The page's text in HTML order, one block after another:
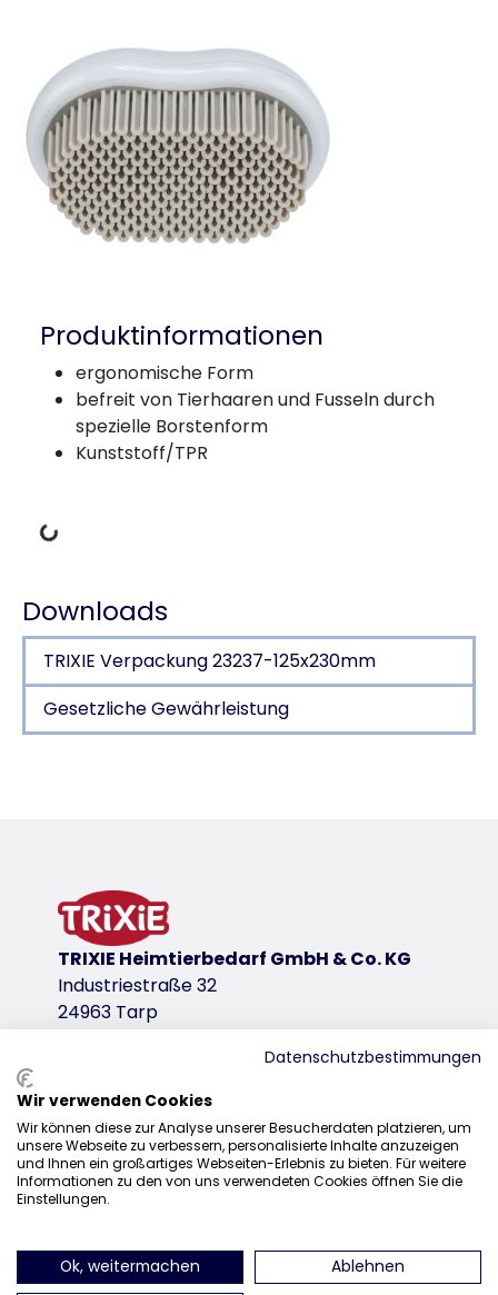
Produktinformationen
ergonomische Form
befreit von Tierhaaren und Fusseln durch
spezielle Borstenform
Kunststoff/TPR
Lädt Daten
Downloads
TRIXIE Verpackung 23237-125x230mm
Gesetzliche Gewährleistung
Kunststoff/TPR
Produktvariante
Produktvariante: eindeutige
Maße
Farbe
Download-Links
TRIXIE Verpackung 23237-125x230mm
TRIXIE Heimtierbedarf GmbH & Co. KG
Industriestraße 32
24963 Tarp
Vertrieb
+49 4638 2109-100
vertrieb@trixie.de
Datenschutzbestimmungen
Wir verwenden Cookies
Wir können diese zur Analyse unserer Besucherdaten platzieren, um
unsere Webseite zu verbessern, personalisierte Inhalte anzuzeigen
und Ihnen ein großartiges Webseiten-Erlebnis zu bieten. Für weitere
Informationen zu den von uns verwendeten Cookies öffnen Sie die
Einstellungen.
Ok, weitermachen Ablehnen